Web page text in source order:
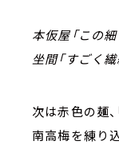
本仮屋「この
坐間「すごく
次は赤色の麺
南高梅を練り